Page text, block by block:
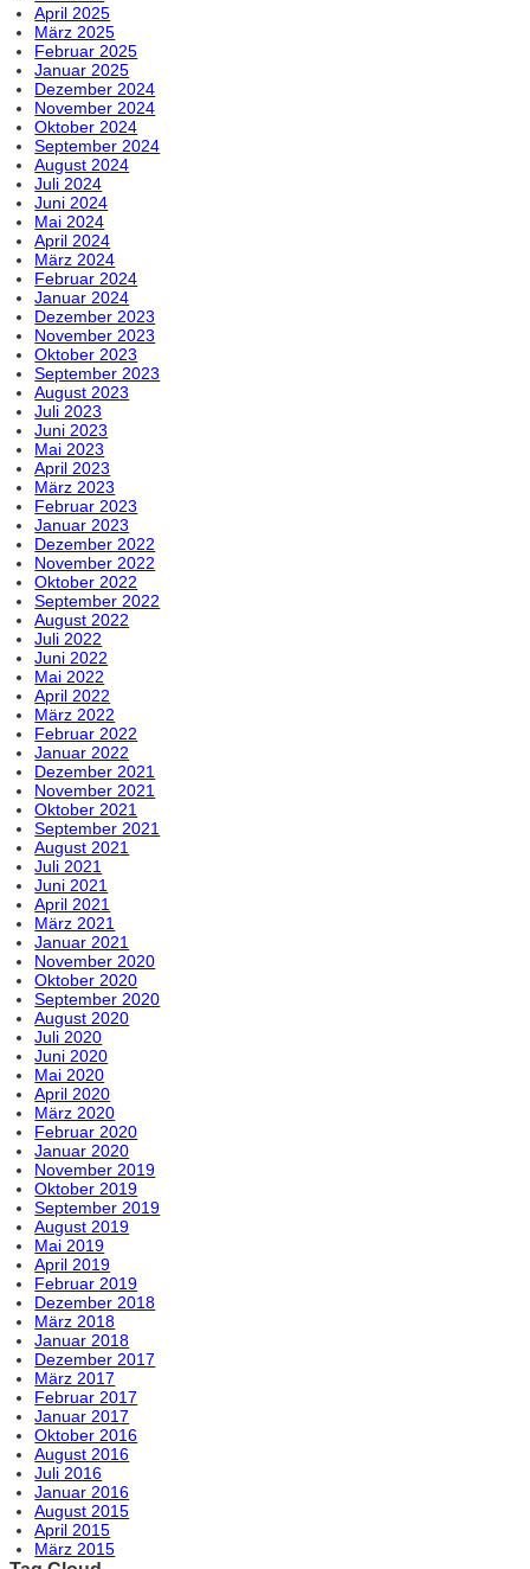
April 2025
März 2025
Februar 2025
Januar 2025
Dezember 2024
November 2024
Oktober 2024
September 2024
August 2024
Juli 2024
Juni 2024
Mai 2024
April 2024
März 2024
Februar 2024
Januar 2024
Dezember 2023
November 2023
Oktober 2023
September 2023
August 2023
Juli 2023
Juni 2023
Mai 2023
April 2023
März 2023
Februar 2023
Januar 2023
Dezember 2022
November 2022
Oktober 2022
September 2022
August 2022
Juli 2022
Juni 2022
Mai 2022
April 2022
März 2022
Februar 2022
Januar 2022
Dezember 2021
November 2021
Oktober 2021
September 2021
August 2021
Juli 2021
Juni 2021
April 2021
März 2021
Januar 2021
November 2020
Oktober 2020
September 2020
August 2020
Juli 2020
Juni 2020
Mai 2020
April 2020
März 2020
Februar 2020
Januar 2020
November 2019
Oktober 2019
September 2019
August 2019
Mai 2019
April 2019
Februar 2019
Dezember 2018
März 2018
Januar 2018
Dezember 2017
März 2017
Februar 2017
Januar 2017
Oktober 2016
August 2016
Juli 2016
Januar 2016
August 2015
April 2015
März 2015